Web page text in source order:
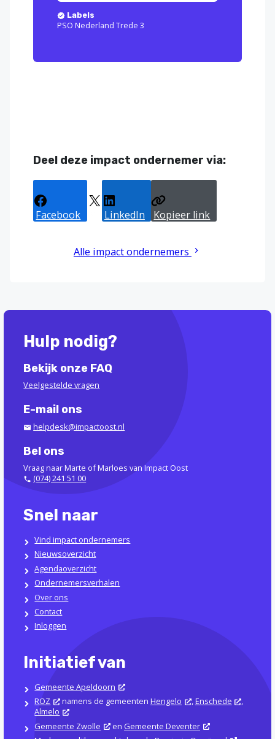
Labels
PSO Nederland Trede 3
Deel deze impact ondernemer via:
Facebook LinkedIn Kopieer link
Alle impact ondernemers
Hulp nodig?
Bekijk onze FAQ
Veelgestelde vragen
E-mail ons
helpdesk@impactoost.nl
Bel ons
Vraag naar Marte of Marloes van Impact Oost
(074) 241 51 00
Snel naar
Vind impact ondernemers
Nieuwsoverzicht
Agendaoverzicht
Ondernemersverhalen
Over ons
Contact
Inloggen
Initiatief van
Gemeente Apeldoorn
ROZ
namens de gemeentenHengelo ,Enschede
,
Almelo
Gemeente Zwolle
en Gemeente Deventer